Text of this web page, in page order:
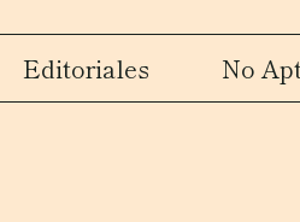
Editoriales No